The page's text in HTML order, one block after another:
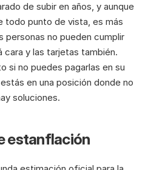
de subir en años, y aunque
punto de vista, es más
personas no pueden cumplir
cara y las tarjetas también.
si no puedes pagarlas en su
en una posición donde no
soluciones.
estanflación